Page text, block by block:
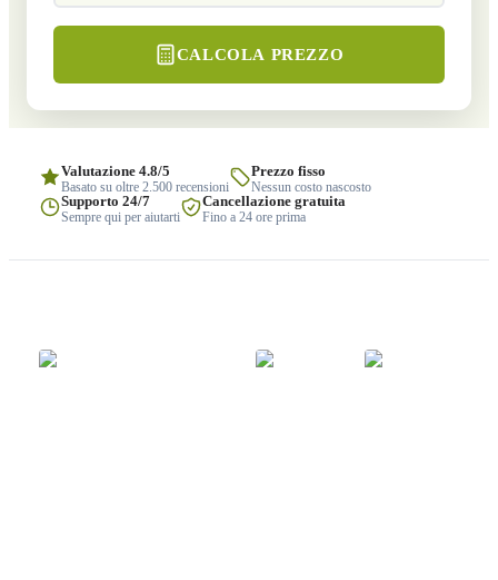
CALCOLA PREZZO
Valutazione 4.8/5
Basato su oltre 2.500 recensioni
Prezzo fisso
Nessun costo nascosto
Supporto 24/7
Sempre qui per aiutarti
Cancellazione gratuita
Fino a 24 ore prima